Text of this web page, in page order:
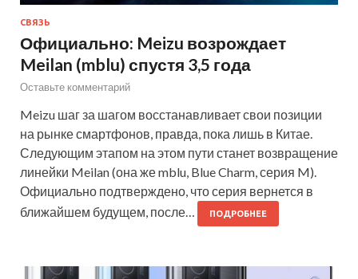
СВЯЗЬ
Официально: Meizu возрождает
Meilan (mblu) спустя 3,5 года
Оставьте комментарий
Meizu шаг за шагом восстанавливает свои позиции
на рынке смартфонов, правда, пока лишь в Китае.
Следующим этапом на этом пути станет возвращение
линейки Meilan (она же mblu, Blue Charm, серия M).
Официально подтверждено, что серия вернется в
ближайшем будущем, после…
ПОДРОБНЕЕ